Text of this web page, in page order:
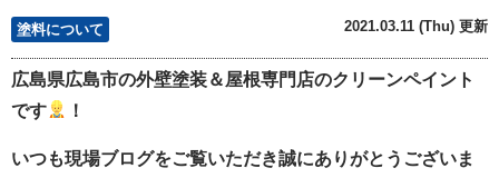
塗料について 2021.03.11 (Thu) 更新
広島県広島市の外壁塗装＆屋根専門店のクリーンペイント
です
！
いつも現場ブログをご覧いただき誠にありがとうございま